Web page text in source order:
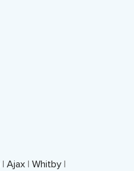
| Ajax | Whitby |